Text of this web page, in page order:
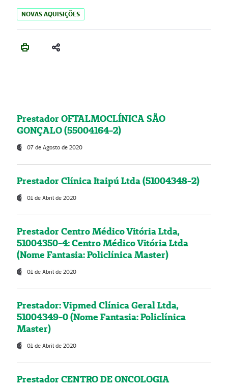
NOVAS AQUISIÇÕES
Prestador OFTALMOCLÍNICA SÃO
GONÇALO (55004164-2)
07 de Agosto de 2020
Prestador Clínica Itaipú Ltda (51004348-2)
01 de Abril de 2020
Prestador Centro Médico Vitória Ltda,
51004350-4: Centro Médico Vitória Ltda
(Nome Fantasia: Policlínica Master)
01 de Abril de 2020
Prestador: Vipmed Clínica Geral Ltda,
51004349-0 (Nome Fantasia: Policlínica
Master)
01 de Abril de 2020
Prestador CENTRO DE ONCOLOGIA